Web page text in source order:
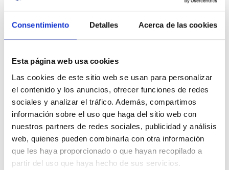
Consentimiento Detalles Acerca de las cookies
Esta página web usa cookies
Las cookies de este sitio web se usan para personalizar
el contenido y los anuncios, ofrecer funciones de redes
sociales y analizar el tráfico. Además, compartimos
información sobre el uso que haga del sitio web con
nuestros partners de redes sociales, publicidad y análisis
web, quienes pueden combinarla con otra información
que les haya proporcionado o que hayan recopilado a
partir del uso que haya hecho de sus servicios.
31 Agost 2026
Exposició | La peça blava, Sextant
23 Agost 2026
Refugi 1
7 Juliol 2026
7 Octubre 2026
Inscripcions a PortAutors/es 2026
El Teatret